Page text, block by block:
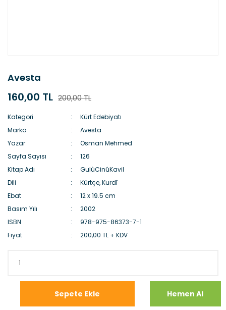
Avesta
160,00 TL 200,00 TL
Kategori
Kürt Edebiyatı
Marka
Avesta
Yazar
Osman Mehmed
Sayfa Sayısı
126
Kitap Adı
GulûCinûKavil
Dili
Kürtçe, Kurdî
Ebat
12 x 19.5 cm
Basım Yılı
2002
ISBN
978-975-86373-7-1
Fiyat
200,00 TL + KDV
Sepete Ekle Hemen Al